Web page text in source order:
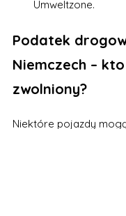
Umweltzone.
Podatek
Niemczech –
zwolniony?
Niektóre pojazdy